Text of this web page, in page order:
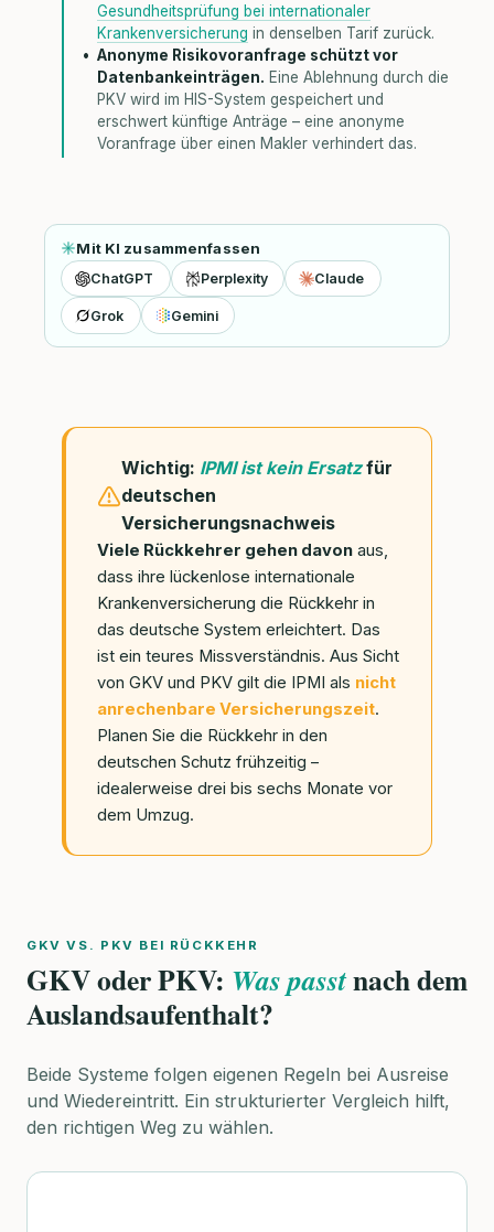
Gesundheitsprüfung bei internationaler
Krankenversicherung in denselben Tarif zurück.
Anonyme Risikovoranfrage schützt vor
Datenbankeinträgen. Eine Ablehnung durch die
PKV wird im HIS-System gespeichert und
erschwert künftige Anträge – eine anonyme
Voranfrage über einen Makler verhindert das.
Mit KI zusammenfassen
ChatGPT Perplexity Claude
Grok Gemini
Wichtig: IPMI ist kein Ersatzfür
deutschen
Versicherungsnachweis
Viele Rückkehrer gehen davon aus,
dass ihre lückenlose internationale
Krankenversicherung die Rückkehr in
das deutsche System erleichtert. Das
ist ein teures Missverständnis. Aus Sicht
von GKV und PKV gilt die IPMI als nicht
anrechenbare Versicherungszeit.
Planen Sie die Rückkehr in den
deutschen Schutz frühzeitig –
idealerweise drei bis sechs Monate vor
dem Umzug.
GKV VS. PKV BEI RÜCKKEHR
GKV oder PKV: Was passtnach dem
Auslandsaufenthalt?
Beide Systeme folgen eigenen Regeln bei Ausreise
und Wiedereintritt. Ein strukturierter Vergleich hilft,
den richtigen Weg zu wählen.